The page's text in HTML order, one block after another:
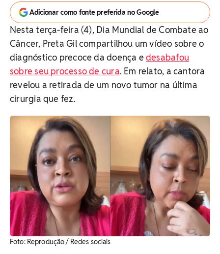
Adicionar como fonte preferida no Google
Nesta terça-feira (4), Dia Mundial de Combate ao
Câncer, Preta Gil compartilhou um vídeo sobre o
diagnóstico precoce da doença edesabafou
sobre seu processo de cura. Em relato, a cantora
revelou a retirada de um novo tumor na última
cirurgia que fez.
​Foto: Reprodução / Redes sociais